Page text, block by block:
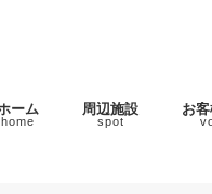
ーム
home
周辺施設
spot
お